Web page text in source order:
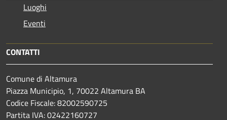
Luoghi
Eventi
CONTATTI
Comune di Altamura
Piazza Municipio, 1, 70022 Altamura BA
Codice Fiscale: 82002590725
Partita IVA: 02422160727